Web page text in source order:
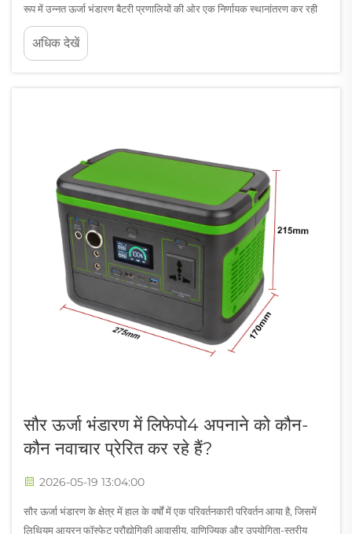
रूप में उन्नत ऊर्जा भंडारण बैटरी प्रणालियों की ओर एक निर्णायक स्थानांतरण कर रही
हैं। यह प्राथमिकता केवल ट्रेंड के कारण नहीं है — यह ... के प्रति एक गणना के आधार
पर दिया गया प्रतिक्रिया है।
अधिक देखें
सौर ऊर्जा भंडारण में लिफेपो4 अपनाने को कौन-
कौन नवाचार प्रेरित कर रहे हैं?
2026-05-19 13:04:00
सौर ऊर्जा भंडारण के क्षेत्र में हाल के वर्षों में एक परिवर्तनकारी परिवर्तन आया है, जिसमें
लिथियम आयरन फॉस्फेट प्रौद्योगिकी आवासीय, वाणिज्यिक और उपयोगिता-स्तरीय